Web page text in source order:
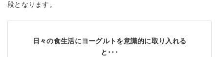
段となります。
日々の食生活にヨーグルトを意識的に取り入れる
と･･･